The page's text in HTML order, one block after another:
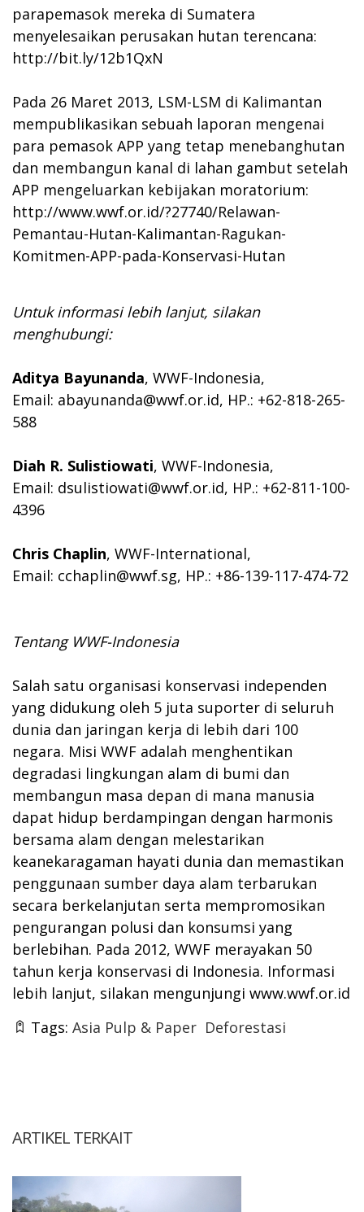
parapemasok mereka di Sumatera
menyelesaikan perusakan hutan terencana:
http://bit.ly/12b1QxN
Pada 26 Maret 2013, LSM-LSM di Kalimantan
mempublikasikan sebuah laporan mengenai
para pemasok APP yang tetap menebanghutan
dan membangun kanal di lahan gambut setelah
APP mengeluarkan kebijakan moratorium:
http://www.wwf.or.id/?27740/Relawan-
Pemantau-Hutan-Kalimantan-Ragukan-
Komitmen-APP-pada-Konservasi-Hutan
Untuk informasi lebih lanjut, silakan
menghubungi:
Aditya Bayunanda, WWF-Indonesia,
Email: abayunanda@wwf.or.id, HP.: +62-818-265-
588
Diah R. Sulistiowati, WWF-Indonesia,
Email: dsulistiowati@wwf.or.id, HP.: +62-811-100-
4396
Chris Chaplin, WWF-International,
Email: cchaplin@wwf.sg, HP.: +86-139-117-474-72
Tentang WWF-Indonesia
Salah satu organisasi konservasi independen
yang didukung oleh 5 juta suporter di seluruh
dunia dan jaringan kerja di lebih dari 100
negara. Misi WWF adalah menghentikan
degradasi lingkungan alam di bumi dan
membangun masa depan di mana manusia
dapat hidup berdampingan dengan harmonis
bersama alam dengan melestarikan
keanekaragaman hayati dunia dan memastikan
penggunaan sumber daya alam terbarukan
secara berkelanjutan serta mempromosikan
pengurangan polusi dan konsumsi yang
berlebihan. Pada 2012, WWF merayakan 50
tahun kerja konservasi di Indonesia. Informasi
lebih lanjut, silakan mengunjungi www.wwf.or.id
Tags: Asia Pulp & Paper Deforestasi
ARTIKEL TERKAIT